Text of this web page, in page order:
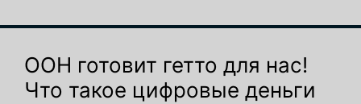
ООН готовит гетто для нас!
Что такое цифровые деньги